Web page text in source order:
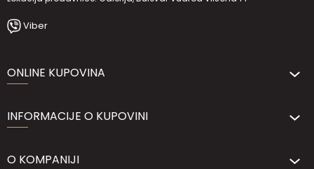
Viber
ONLINE KUPOVINA
INFORMACIJE O KUPOVINI
O KOMPANIJI